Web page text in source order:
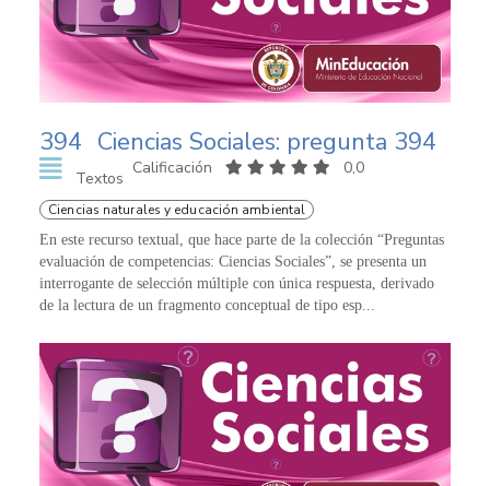
394 Ciencias Sociales: pregunta 394
Textos
Calificación 0,0
Ciencias naturales y educación ambiental
En este recurso textual, que hace parte de la colección “Preguntas
evaluación de competencias: Ciencias Sociales”, se presenta un
interrogante de selección múltiple con única respuesta, derivado
de la lectura de un fragmento conceptual de tipo esp...